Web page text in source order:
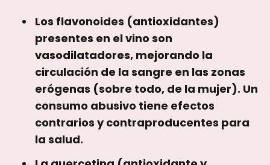
Los flavonoides (antioxidantes)
presentes en el vino son
vasodilatadores, mejorando la
circulación de la sangre en las zonas
erógenas (sobre todo, de la mujer). Un
consumo abusivo tiene efectos
contrarios y contraproducentes para
la salud.